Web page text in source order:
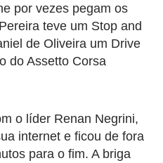
por vezes pegam os
teve um Stop and
de Oliveira um Drive
do Assetto Corsa
o líder Renan Negrini,
internet e ficou de fora
para o fim. A briga